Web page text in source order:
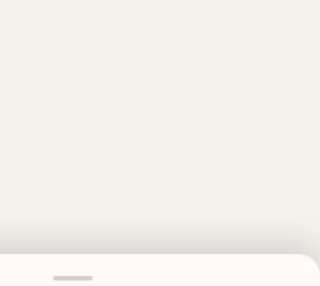
RELACIONADAS